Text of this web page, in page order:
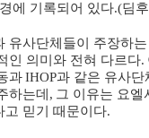
에 기록되어 있다.(딤후
유사단체들이 주장하는
인 의미와 전혀 다르다.
과IHOP과 같은 유사단
하는데 , 그 이유는 요엘
고 믿기 때문이다.